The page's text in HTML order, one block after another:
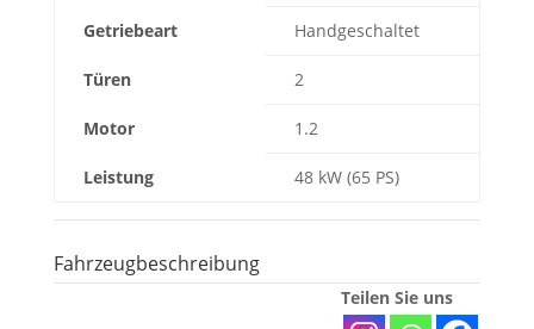
Getriebeart Handgeschaltet
Türen 2
Motor 1.2
Leistung 48 kW (65 PS)
Fahrzeugbeschreibung
Teilen Sie uns